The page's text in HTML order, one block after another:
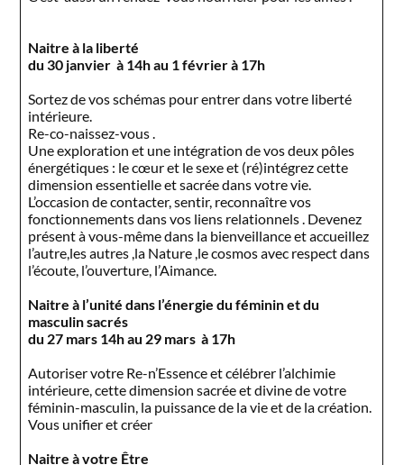
Naitre à la liberté
du 30 janvier à 14h au 1 février à 17h
Sortez de vos schémas pour entrer dans votre liberté
intérieure.
Re-co-naissez-vous .
Une exploration et une intégration de vos deux pôles
énergétiques : le cœur et le sexe et (ré)intégrez cette
dimension essentielle et sacrée dans votre vie.
L’occasion de contacter, sentir, reconnaître vos
fonctionnements dans vos liens relationnels . Devenez
présent à vous-même dans la bienveillance et accueillez
l’autre,les autres ,la Nature ,le cosmos avec respect dans
l’écoute, l’ouverture, l’Aimance.
Naitre à l’unité dans l’énergie du féminin et du
masculin sacrés
du 27 mars 14h au 29 mars à 17h
Autoriser votre Re-n’Essence et célébrer l’alchimie
intérieure, cette dimension sacrée et divine de votre
féminin-masculin, la puissance de la vie et de la création.
Vous unifier et créer
Naitre à votre Être